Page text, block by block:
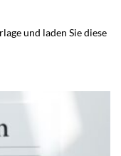
und laden Sie diese